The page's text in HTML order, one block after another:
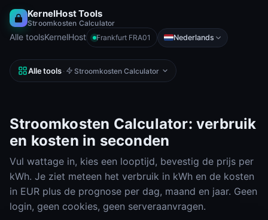
KernelHost Tools
Stroomkosten Calculator
Alle toolsKernelHost Frankfurt FRA01 Nederlands
Alle tools · Stroomkosten Calculator
Stroomkosten Calculator: verbruik
en kosten in seconden
Vul wattage in, kies een looptijd, bevestig de prijs per
kWh. Je ziet meteen het verbruik in kWh en de kosten
in EUR plus de prognose per dag, maand en jaar. Geen
login, geen cookies, geen serveraanvragen.